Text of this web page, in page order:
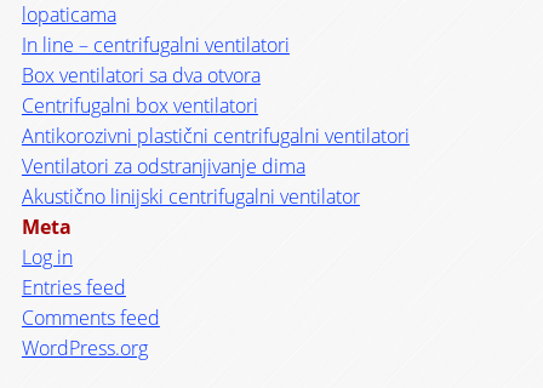
lopaticama
In line – centrifugalni ventilatori
Box ventilatori sa dva otvora
Centrifugalni box ventilatori
Antikorozivni plastični centrifugalni ventilatori
Ventilatori za odstranjivanje dima
Akustično linijski centrifugalni ventilator
Meta
Log in
Entries feed
Comments feed
WordPress.org